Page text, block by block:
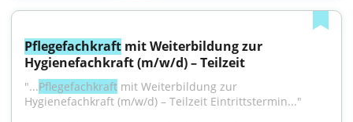
Pflegefachkraft mit Weiterbildung zur
Hygienefachkraft (m/w/d) – Teilzeit
"...Pflegefachkraft mit Weiterbildung zur
Hygienefachkraft (m/w/d) – Teilzeit Eintrittstermin..."